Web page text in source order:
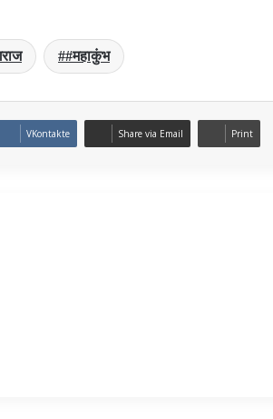
#महाकुंभ
VKontakte Share via Email Print